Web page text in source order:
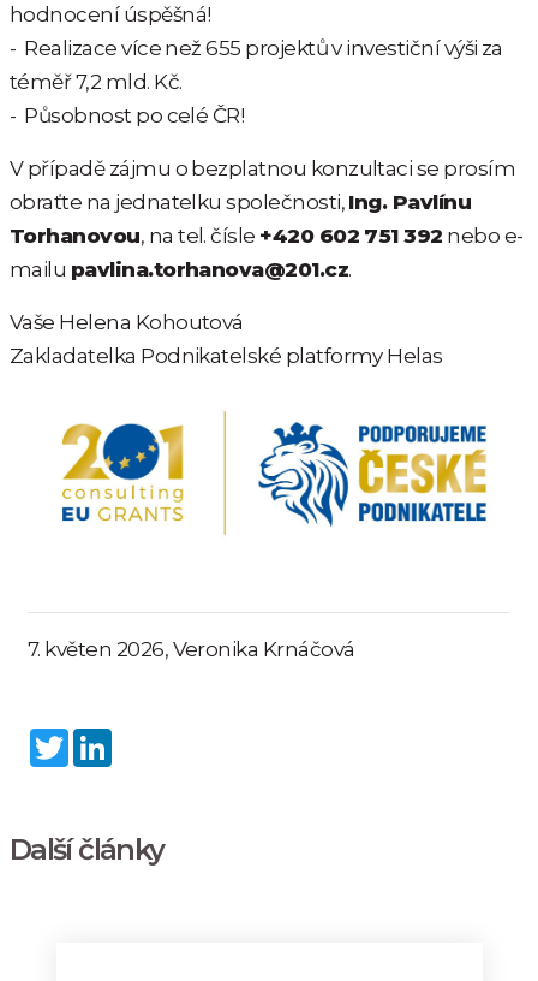
hodnocení úspěšná!
- Realizace více než 655 projektů v investiční výši za
téměř 7,2 mld. Kč.
- Působnost po celé ČR!
V případě zájmu o bezplatnou konzultaci se prosím
obraťte na jednatelku společnosti, Ing. Pavlínu
Torhanovou, na tel. čísle +420 602 751 392 nebo e-
mailu pavlina.torhanova@201.cz.
Vaše Helena Kohoutová
Zakladatelka Podnikatelské platformy Helas
7. květen 2026, Veronika Krnáčová
Twitter
Další články